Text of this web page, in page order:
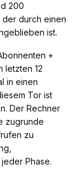
200
durch einen
ist.
+
letzten 12
in einen
Tor ist
Der Rechner
zugrunde
zu
Phase.